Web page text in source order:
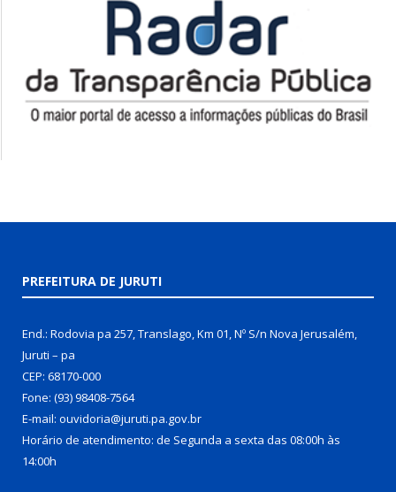
PREFEITURA DE JURUTI
End.: Rodovia pa 257, Translago, Km 01, Nº S/n Nova Jerusalém,
Juruti – pa
CEP: 68170-000
Fone: (93) 98408-7564
E-mail: ouvidoria@juruti.pa.gov.br
Horário de atendimento: de Segunda a sexta das 08:00h às
14:00h